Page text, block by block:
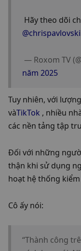
Hãy theo dõi
@chrispavlovski
— Roxom TV
năm 2025
Tuy nhiên, với
vàTikTok , nhiều
các nền tảng tập
Đối với những
thận khi sử dụng
hoạt hệ thống
Cô ấy nói:
“Thành công